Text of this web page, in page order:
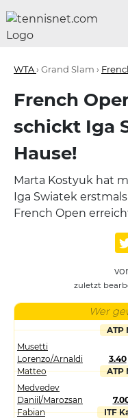
WTA› Grand Slam ›
French
schickt Iga
Hause!
Marta Kostyuk hat
Iga Swiatek
French Open
zuletzt
Wer
ATP
Musetti
Lorenzo/Arnaldi
Matteo
3.40
ATP
Medvedev
Daniil/Marozsan
Fabian
ITF